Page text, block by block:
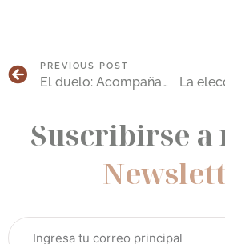
PREVIOUS POST
El duelo: Acompañamiento y crecimiento
Suscribirse a